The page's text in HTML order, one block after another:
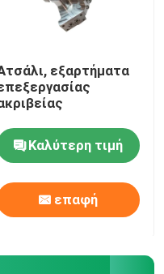
εξαρτήματα
Καλύτερη τιμή
επαφή